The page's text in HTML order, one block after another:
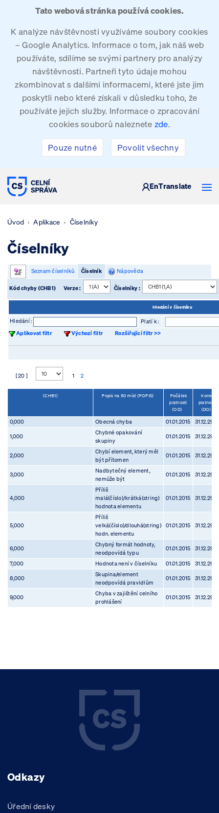
Tato webová stránka používá cookies.
K analýze návštěvnosti využíváme soubory cookies
– Google Analytics. Informace o tom, jak náš web
používáte, sdílíme se svými partnery pro analýzy
návštěvnosti. Partneři tyto údaje mohou
zkombinovat s dalšími informacemi, které jste jim
poskytli nebo které získali v důsledku toho, že
používáte jejich služby. Informace o zpracování
cookies souborů naleznete zde.
Pouze nutné Povolit všechny
CELNÍ SPRÁVA ČESKÉ REPUBLIKY
EnTranslate
Úvod Aplikace Číselníky
Číselníky
Seznam číselníků Číselník Nápověda
Kód chyby (CHB1) Verze : Číselníky :
Hledání v číselníku
Hledání :
Platí k :
Aplikovat filtr
Výchozí filtr Rozšiřující filtr >>
[ 20 ] 1 2
(CHB1) Popis na 50 míst (POPIS)
Počátek
platnosti
(OD)
Konec
platnosti
(DO)
0,000 Obecná chyba 01.01.2015 31.12.2999
1,000
Chybné opakování
skupiny
01.01.2015 31.12.2999
2,000
Chybí element, který měl
být přítomen
01.01.2015 31.12.2999
3,000
Nadbytečný element,
nemůže být
01.01.2015 31.12.2999
4,000
Příliš
malá(číslo)/krátká(string)
hodnota elementu
01.01.2015 31.12.2999
5,000
Příliš
velká(číslo)/dlouhá(string)
hodn. elementu
01.01.2015 31.12.2999
6,000
Chybný formát hodnoty,
neodpovídá typu
01.01.2015 31.12.2999
7,000 Hodnota není v číselníku 01.01.2015 31.12.2999
8,000
Skupina/element
neodpovídá pravidlům
01.01.2015 31.12.2999
9,000
Chyba v zajištění celního
prohlášení
01.01.2015 31.12.2999
Odkazy
Úřední desky